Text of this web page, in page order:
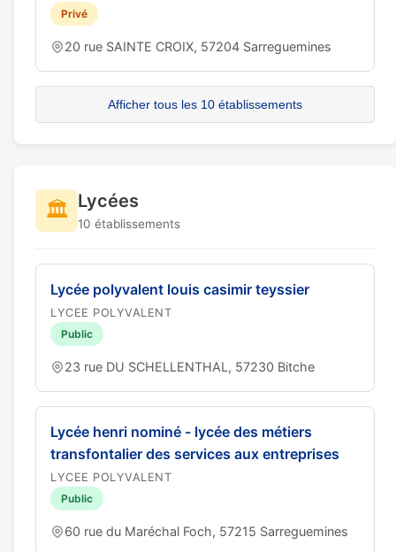
Privé
20 rue SAINTE CROIX, 57204 Sarreguemines
Afficher tous les 10 établissements
🏛️ Lycées
10 établissements
Lycée polyvalent louis casimir teyssier
LYCEE POLYVALENT
Public
23 rue DU SCHELLENTHAL, 57230 Bitche
Lycée henri nominé - lycée des métiers
transfontalier des services aux entreprises
LYCEE POLYVALENT
Public
60 rue du Maréchal Foch, 57215 Sarreguemines